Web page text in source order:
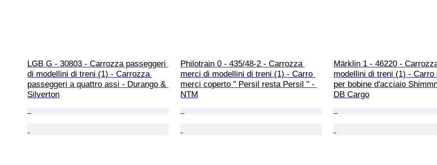
LGB G - 30803 - Carrozza passeggeri
di modellini di treni (1) - Carrozza
passeggeri a quattro assi - Durango &
Silverton
Philotrain 0 - 435/48-2 - Carrozza
merci di modellini di treni (1) - Carro
merci coperto " Persil resta Persil " -
NTM
Märklin 1 - 46220 -
modellini di treni (1) - Carro
per bobine d'acciaio
DB Cargo